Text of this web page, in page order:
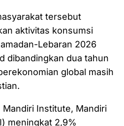
tersebut
aktivitas konsumsi
Lebaran 2026
dibandingkan dua tahun
global masih
Institute, Mandiri
meningkat 2,9%